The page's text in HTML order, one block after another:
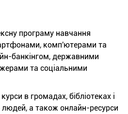
програму навчання
комп'ютерами та
банкінгом, державними
та соціальними
в громадах, бібліотеках і
людей, а також онлайн-ресурси